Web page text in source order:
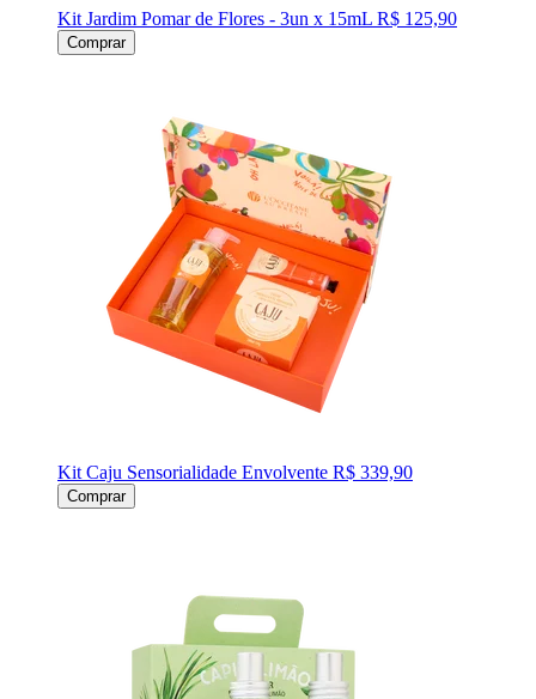
Kit Jardim Pomar de Flores - 3un x 15mL R$ 125,90
Comprar
Kit Caju Sensorialidade Envolvente R$ 339,90
Comprar